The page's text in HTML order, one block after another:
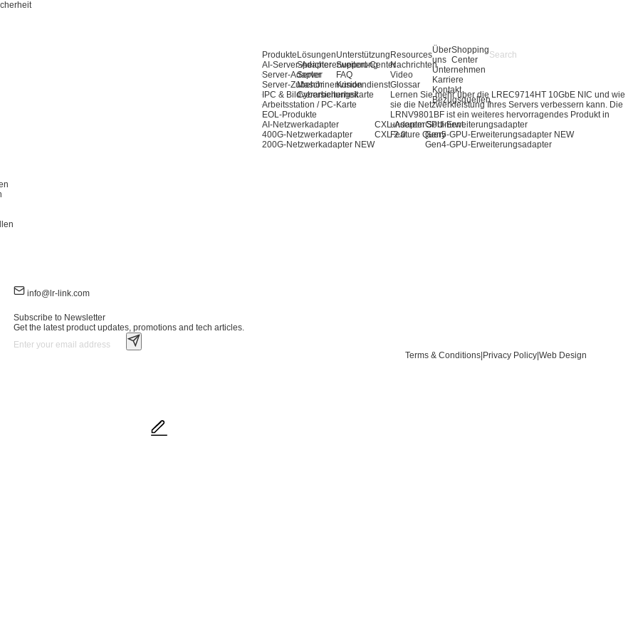
Produkte
AI-Server-Adapter
Server-Adapter
Server-Zubehör
IPC & Bildverarbeitungskarte
Arbeitsstation / PC-Karte
EOL-Produkte
AI-Netzwerkadapter
400G-Netzwerkadapter
200G-Netzwerkadapter NEW
CXL-Adapter
CXL 2.0
GPU-Erweiterungsadapter
Gen5-GPU-Erweiterungsadapter NEW
Gen4-GPU-Erweiterungsadapter
Lösungen
Speichererweiterung
Server
Maschinenvision
Cybersicherheit
Unterstützung
Support-Center
FAQ
Kundendienst
Resources
Nachrichten
Video
Glossar
Lernen Sie mehr über die LREC9714HT 10GbE NIC und wie
sie die Netzwerkleistung Ihres Servers verbessern kann. Die
LRNV9801BF ist ein weiteres hervorragendes Produkt in
unserem Sortiment.
Feature Query
Über
uns
Unternehmen
Karriere
Kontakt
Bezugsquellen
Shopping
Center
info@lr-link.com
Subscribe to Newsletter
Get the latest product updates, promotions and tech articles.
Terms & Conditions Privacy Policy Web Design